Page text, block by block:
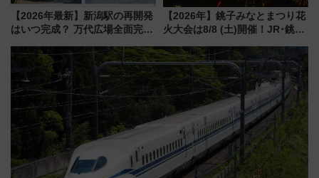
【2026年最新】新潟駅の再開発
はいつ完成？ 万代広場全面完成
開発、バスタ新潟構想まで徹底
解説！
【2026年】銚子みなとまつり花
火大会は8/8 (土)開催！JR･銚子
報、利根川に咲く8,000発の大迫
力＆屋台を満喫